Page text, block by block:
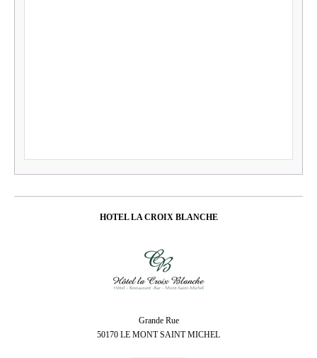
HOTEL LA CROIX BLANCHE
Grande Rue
50170 LE MONT SAINT MICHEL